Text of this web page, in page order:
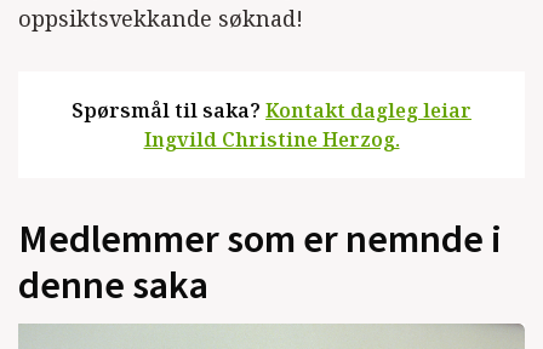
oppsiktsvekkande søknad!
Spørsmål til saka? Kontakt dagleg leiar
Ingvild Christine Herzog.
Medlemmer som er nemnde i
denne saka